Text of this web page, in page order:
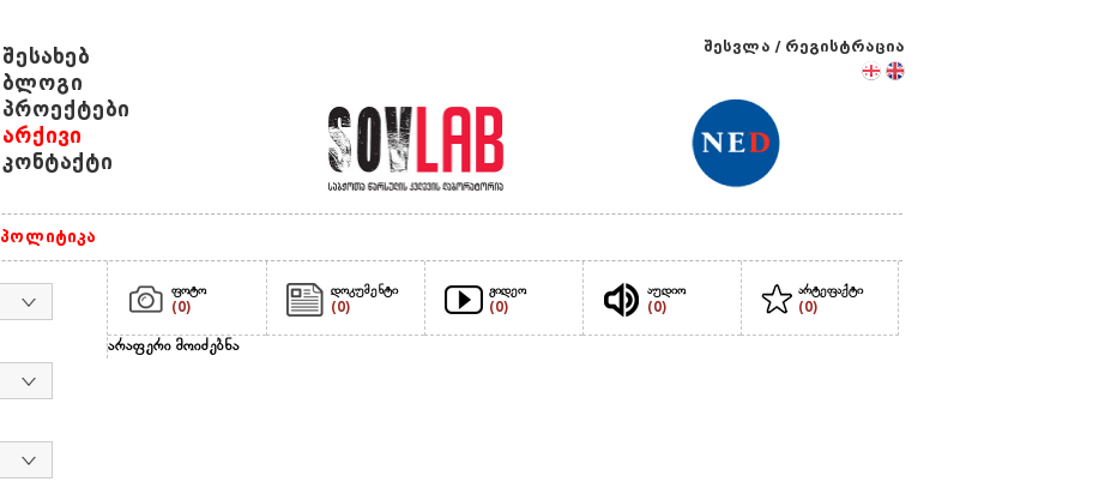
შესახებ
ბლოგი
პროექტები
არქივი
კონტაქტი
შესვლა / რეგისტრაცია
პოლიტიკა
ფოტო
(0)
დოკუმენტი
(0)
ვიდეო
(0)
აუდიო
(0)
არტეფაქტი
(0)
არაფერი მოიძებნა